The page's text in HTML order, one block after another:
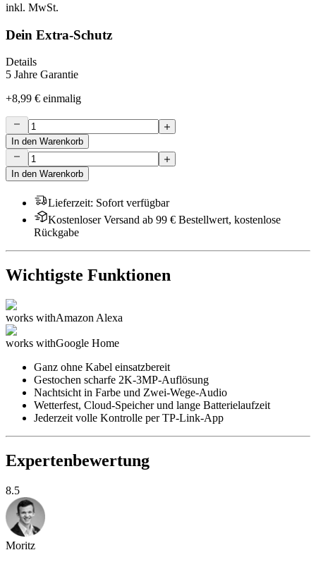
inkl. MwSt.
Dein Extra-Schutz
Details
5 Jahre Garantie
+8,99 € einmalig
In den Warenkorb
In den Warenkorb
Lieferzeit: Sofort verfügbar
Kostenloser Versand ab 99 € Bestellwert, kostenlose
Rückgabe
Wichtigste Funktionen
works withAmazon Alexa
works withGoogle Home
Ganz ohne Kabel einsatzbereit
Gestochen scharfe 2K-3MP-Auflösung
Nachtsicht in Farbe und Zwei-Wege-Audio
Wetterfest, Cloud-Speicher und lange Batterielaufzeit
Jederzeit volle Kontrolle per TP-Link-App
Expertenbewertung
8.5
Moritz